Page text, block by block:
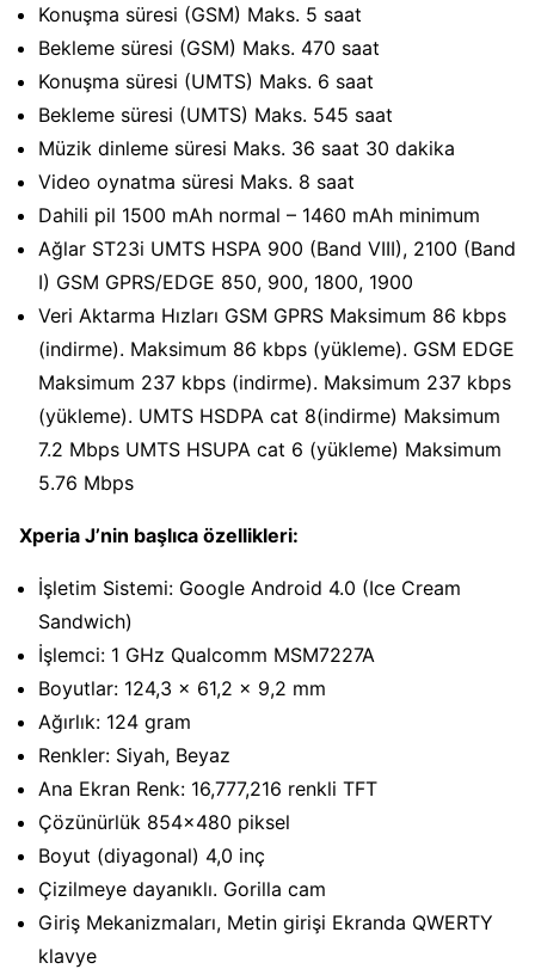
Konuşma süresi (GSM) Maks. 5 saat
Bekleme süresi (GSM) Maks. 470 saat
Konuşma süresi (UMTS) Maks. 6 saat
Bekleme süresi (UMTS) Maks. 545 saat
Müzik dinleme süresi Maks. 36 saat 30 dakika
Video oynatma süresi Maks. 8 saat
Dahili pil 1500 mAh normal – 1460 mAh minimum
Ağlar ST23i UMTS HSPA 900 (Band VIII), 2100 (Band
I) GSM GPRS/EDGE 850, 900, 1800, 1900
Veri Aktarma Hızları GSM GPRS Maksimum 86 kbps
(indirme). Maksimum 86 kbps (yükleme). GSM EDGE
Maksimum 237 kbps (indirme). Maksimum 237 kbps
(yükleme). UMTS HSDPA cat 8(indirme) Maksimum
7.2 Mbps UMTS HSUPA cat 6 (yükleme) Maksimum
5.76 Mbps
Xperia J’nin başlıca özellikleri:
İşletim Sistemi: Google Android 4.0 (Ice Cream
Sandwich)
İşlemci: 1 GHz Qualcomm MSM7227A
Boyutlar: 124,3 x 61,2 x 9,2 mm
Ağırlık: 124 gram
Renkler: Siyah, Beyaz
Ana Ekran Renk: 16,777,216 renkli TFT
Çözünürlük 854×480 piksel
Boyut (diyagonal) 4,0 inç
Çizilmeye dayanıklı. Gorilla cam
Giriş Mekanizmaları, Metin girişi Ekranda QWERTY
klavye